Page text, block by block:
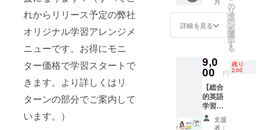
れからリリース予定の弊社
オリジナル学習アレンジメ
ニューです。お得にモニ
ター価格で学習スタートで
きます。より詳しくはリ
ターンの部分でご案内して
います。）
現在の
（TOEI
Cスコア
勉強歴
など）
を可能
な範囲
で備考
欄にご
記載く
内させ
だきま
す。）
メール
アドレ
スとお
名前が
必要で
す。 ・
お好き
旅行や
時事問
題・
分から
７分ほ
どの英
語動画
が8000
以上も
視聴可
能。自
の日常
英語話
に近い
スニン
グ・
リー
ディン
グ・ス
ピーキ
ング・
単語/文
習進捗
サポー
ト付
き】
（モニ
別価
格・税
込み）
◆英語
初級か
ら中級
者まで
短期間
詳細を見る
の
リ
タ
ー
ン
を
選
択
す
る
9,0
00 円
残り
200
【総合
的英語
学習ア
プリ
HERO
支援
者：